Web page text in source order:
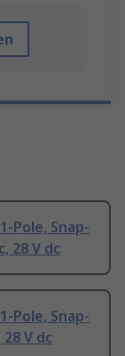
Pole, Snap-
28 V dc
Pole, Snap-
V dc